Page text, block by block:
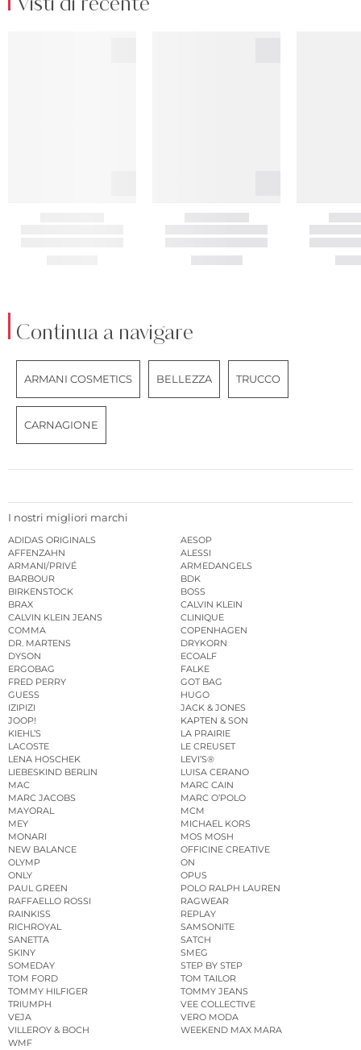
Continua a navigare
ARMANI COSMETICS BELLEZZA TRUCCO
CARNAGIONE
I nostri migliori marchi
ADIDAS ORIGINALS
AESOP
AFFENZAHN
ALESSI
ARMANI/PRIVÉ
ARMEDANGELS
BARBOUR
BDK
BIRKENSTOCK
BOSS
BRAX
CALVIN KLEIN
CALVIN KLEIN JEANS
CLINIQUE
COMMA
COPENHAGEN
DR. MARTENS
DRYKORN
DYSON
ECOALF
ERGOBAG
FALKE
FRED PERRY
GOT BAG
GUESS
HUGO
IZIPIZI
JACK & JONES
JOOP!
KAPTEN & SON
KIEHL’S
LA PRAIRIE
LACOSTE
LE CREUSET
LENA HOSCHEK
LEVI’S®
LIEBESKIND BERLIN
LUISA CERANO
MAC
MARC CAIN
MARC JACOBS
MARC O’POLO
MAYORAL
MCM
MEY
MICHAEL KORS
MONARI
MOS MOSH
NEW BALANCE
OFFICINE CREATIVE
OLYMP
ON
ONLY
OPUS
PAUL GREEN
POLO RALPH LAUREN
RAFFAELLO ROSSI
RAGWEAR
RAINKISS
REPLAY
RICHROYAL
SAMSONITE
SANETTA
SATCH
SKINY
SMEG
SOMEDAY
STEP BY STEP
TOM FORD
TOM TAILOR
TOMMY HILFIGER
TOMMY JEANS
TRIUMPH
VEE COLLECTIVE
VEJA
VERO MODA
VILLEROY & BOCH
WEEKEND MAX MARA
WMF